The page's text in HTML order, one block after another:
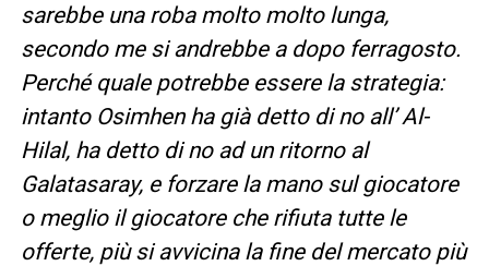
sarebbe una roba molto molto lunga,
secondo me si andrebbe a dopo ferragosto.
Perché quale potrebbe essere la strategia:
intanto Osimhen ha già detto di no all’ Al-
Hilal, ha detto di no ad un ritorno al
Galatasaray, e forzare la mano sul giocatore
o meglio il giocatore che rifiuta tutte le
offerte, più si avvicina la fine del mercato più